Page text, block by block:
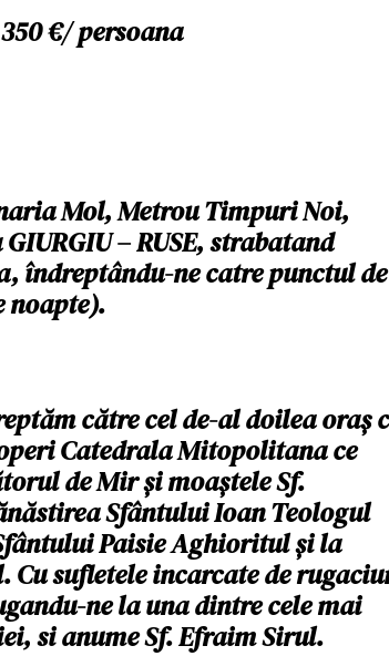
€/ persoana
Mol, Metrou Timpuri Noi,
– RUSE, strabatand
îndreptându-ne catre punctul de
noapte).
către cel de-al doilea oraș
Catedrala Mitopolitana ce
de Mir și moaștele Sf.
Sfântului Ioan Teologul
Paisie Aghioritul și la
sufletele incarcate de
ne la una dintre cele mai
si anume Sf. Efraim Sirul.